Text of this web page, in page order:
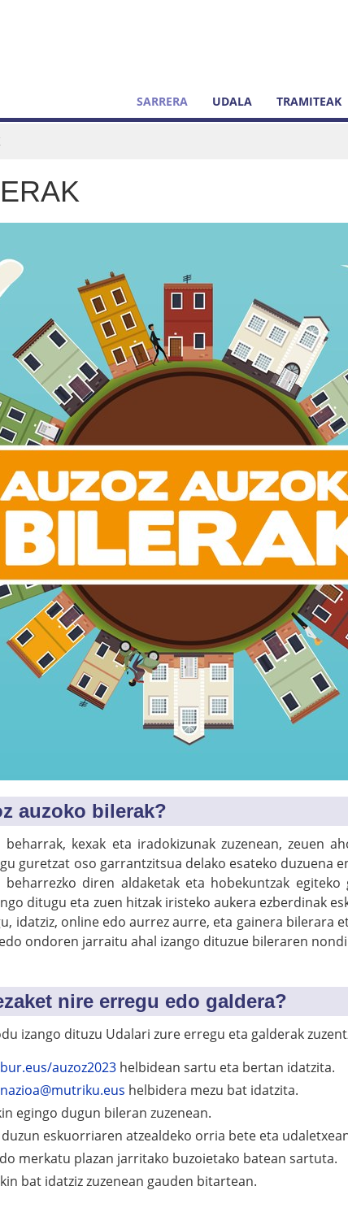
SARRERA UDALA TRAMITEAK
auzoko bilerak?
beharrak, kexak eta iradokizunak zuzenean, zeuen
guretzat oso garrantzitsua delako esateko duzuena
diren aldaketak eta hobekuntzak
ditugu eta zuen hitzak iristeko aukera ezberdinak
idatziz, online edo aurrez aurre, eta gainera bilerara
ondoren jarraitu ahal izango dituzue bileraren
nire erregu edo galdera?
izango dituzu Udalari zure erregu eta galderak
auzoz2023 helbidean sartu eta bertan idatzita.
helbidera mezu bat idatzita.
egingo dugun bileran zuzenean.
eskuorriaren atzealdeko orria bete eta
merkatu plazan jarritako buzoietako batean sartuta.
bat idatziz zuzenean gauden bitartean.